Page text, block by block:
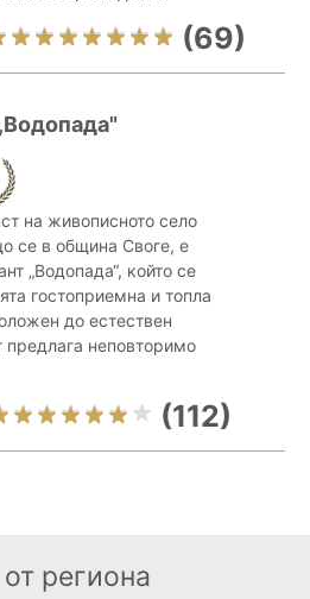
(69)
на живописното село
се в община Своге, е
„Водопада“, който се
гостоприемна и топла
до естествен
предлага неповторимо
(112)
региона